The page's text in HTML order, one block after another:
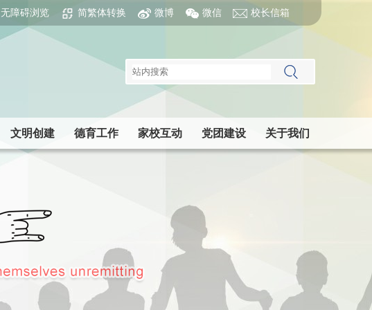
无障碍浏览 简繁体转换 微博 微信 校长信箱
文明创建 德育工作 家校互动 党团建设 关于我们